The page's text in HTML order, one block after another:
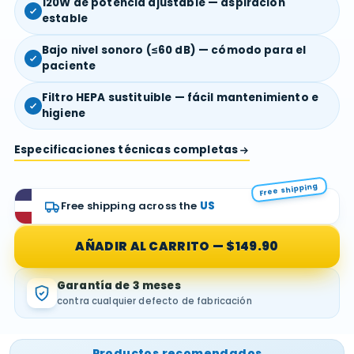
estable
Bajo nivel sonoro (≤60 dB) — cómodo para el
paciente
Filtro HEPA sustituible — fácil mantenimiento e
higiene
Especificaciones técnicas completas
Free shipping across the US
Free shipping
AÑADIR AL CARRITO — $149.90
Garantía de 3 meses
contra cualquier defecto de fabricación